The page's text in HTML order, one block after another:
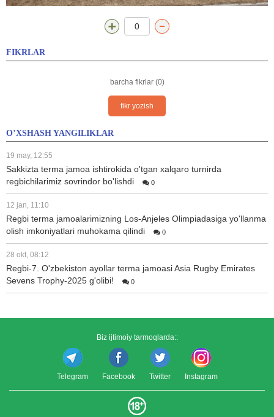
0
FIKRLAR
barcha fikrlar (0)
fikr yozish
O’XSHASH YANGILIKLAR
19 may, 12:55
Sakkizta terma jamoa ishtirokida o'tgan xalqaro turnirda
regbichilarimiz sovrindor bo'lishdi
0
12 jan, 11:10
Regbi terma jamoalarimizning Los-Anjeles Olimpiadasiga yo'llanma
olish imkoniyatlari muhokama qilindi
0
28 okt, 08:12
Regbi-7. O'zbekiston ayollar terma jamoasi Asia Rugby Emirates
Sevens Trophy-2025 g'olibi!
0
Biz ijtimoiy tarmoqlarda::
Telegram Facebook Twitter Instagram